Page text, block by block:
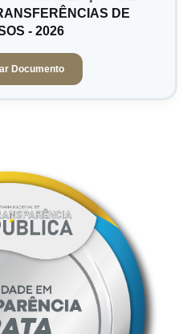
DE
- 2026
Documento